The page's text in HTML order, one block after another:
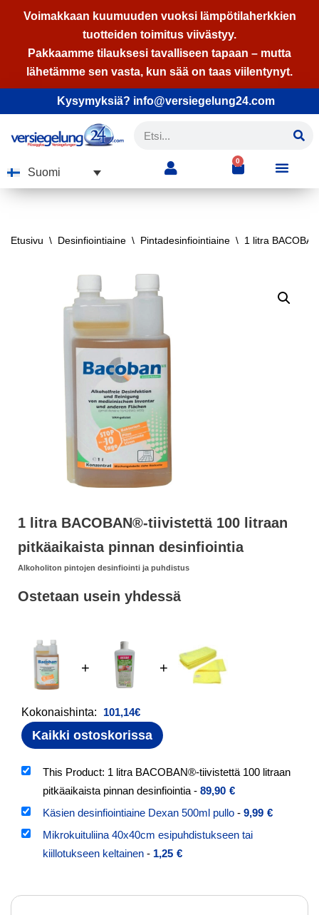
suoraan
sisältöön
Voimakkaan kuumuuden vuoksi lämpötilaherkkien
tuotteiden toimitus viivästyy.
Pakkaamme tilauksesi tavalliseen tapaan – mutta
lähetämme sen vasta, kun sää on taas viilentynyt.
Kysymyksiä? info@versiegelung24.com
Suomi
0
Etusivu \ Desinfiointiaine \ Pintadesinfiointiaine \ 1 litra
1 litra BACOBAN®-tiivistettä 100 litraan
pitkäaikaista pinnan desinfiointia
Alkoholiton pintojen desinfiointi ja puhdistus
Ostetaan usein yhdessä
+ +
Kokonaishinta: 101,14€
Kaikki ostoskorissa
This Product: 1 litra BACOBAN®-tiivistettä 100 litraan
pitkäaikaista pinnan desinfiointia - 89,90 €
Käsien desinfiointiaine Dexan 500ml pullo - 9,99 €
Mikrokuituliina 40x40cm esipuhdistukseen tai
kiillotukseen keltainen - 1,25 €